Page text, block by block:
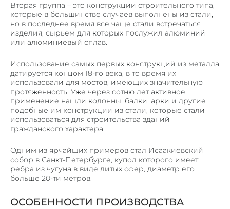
КОРПУСА ИЗ МЕТАЛЛА
МЕТАЛЛИЧЕСКИЕ КАРКАСЫ
СТЕЛЛАЖИ, ШКАФЫ
ПОЧТОВЫЕ ЯЩИКИ
ЗАКЛАДНЫЕ ДЕТАЛИ И ОПОРЫ
КОЗЫРЬКИ И НАВЕСЫ
КОНТАКТЫ
Вторая группа – это конструкции строительного типа,
которые в большинстве случаев выполнены из стали,
но в последнее время все чаще стали встречаться
изделия, сырьем для которых послужил алюминий
или алюминиевый сплав.
Использование самых первых конструкций из металла
датируется концом 18-го века, в то время их
использовали для мостов, имеющих значительную
протяженность. Уже через сотню лет активное
применение нашли колонны, балки, арки и другие
подобные им конструкции из стали, которые стали
использоваться для строительства зданий
гражданского характера.
Одним из ярчайших примеров стал Исаакиевский
собор в Санкт-Петербурге, купол которого имеет
ребра из чугуна в виде литых сфер, диаметр его
больше 20-ти метров.
ОСОБЕННОСТИ ПРОИЗВОДСТВА